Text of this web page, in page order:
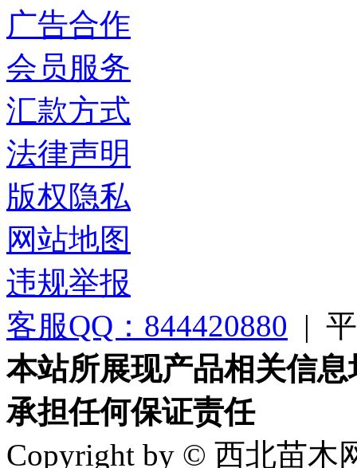
广告合作
会员服务
汇款方式
法律声明
版权隐私
网站地图
违规举报
客服QQ：844420880 |
本站所展现产品相关信
承担任何保证责任
Copyright by © 西北苗木